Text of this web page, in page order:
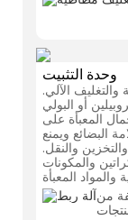
وحدة التثبيت
الآلي.
أو البولي
المعبأة على
البضائع ويمنع
والتخزين والنقل.
والمكونات
من